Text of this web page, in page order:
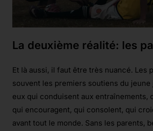
La deuxième réalité: les
Et là aussi, il faut être très nuancé. Les
souvent les premiers soutiens du jeune
eux qui conduisent aux entraînements,
qui encouragent, qui consolent, qui
avant tout le monde. Sans les parents,